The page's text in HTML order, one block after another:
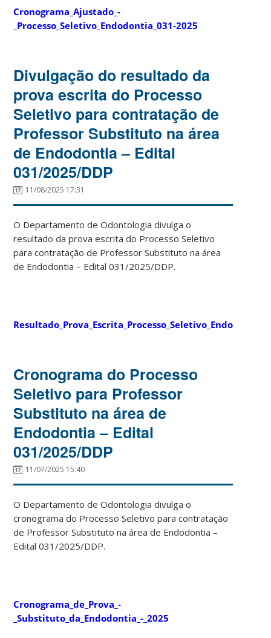
Cronograma_Ajustado_-
_Processo_Seletivo_Endodontia_031-2025
Divulgação do resultado da
prova escrita do Processo
Seletivo para contratação de
Professor Substituto na área
de Endodontia – Edital
031/2025/DDP
11/08/2025 17:31
O Departamento de Odontologia divulga o
resultado da prova escrita do Processo Seletivo
para contratação de Professor Substituto na área
de Endodontia – Edital 031/2025/DDP.
Resultado_Prova_Escrita_Processo_Seletivo_Endodontia
Cronograma do Processo
Seletivo para Professor
Substituto na área de
Endodontia – Edital
031/2025/DDP
11/07/2025 15:40
O Departamento de Odontologia divulga o
cronograma do Processo Seletivo para contratação
de Professor Substituto na área de Endodontia –
Edital 031/2025/DDP.
Cronograma_de_Prova_-
_Substituto_da_Endodontia_-_2025